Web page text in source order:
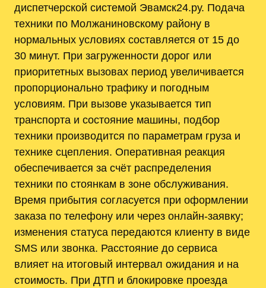
диспетчерской системой Эвамск24.ру. Подача
техники по Молжаниновскому району в
нормальных условиях составляется от 15 до
30 минут. При загруженности дорог или
приоритетных вызовах период увеличивается
пропорционально трафику и погодным
условиям. При вызове указывается тип
транспорта и состояние машины, подбор
техники производится по параметрам груза и
технике сцепления. Оперативная реакция
обеспечивается за счёт распределения
техники по стоянкам в зоне обслуживания.
Время прибытия согласуется при оформлении
заказа по телефону или через онлайн-заявку;
изменения статуса передаются клиенту в виде
SMS или звонка. Расстояние до сервиса
влияет на итоговый интервал ожидания и на
стоимость. При ДТП и блокировке проезда